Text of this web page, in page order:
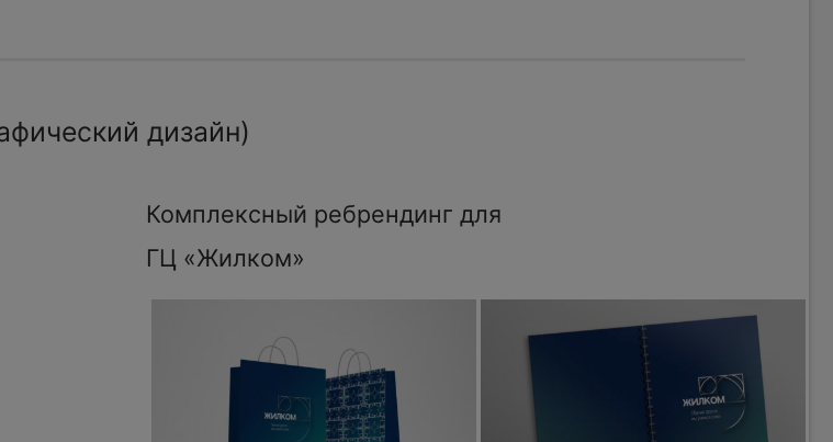
дизайн)
Комплексный ребрендинг для
ГЦ «Жилком»